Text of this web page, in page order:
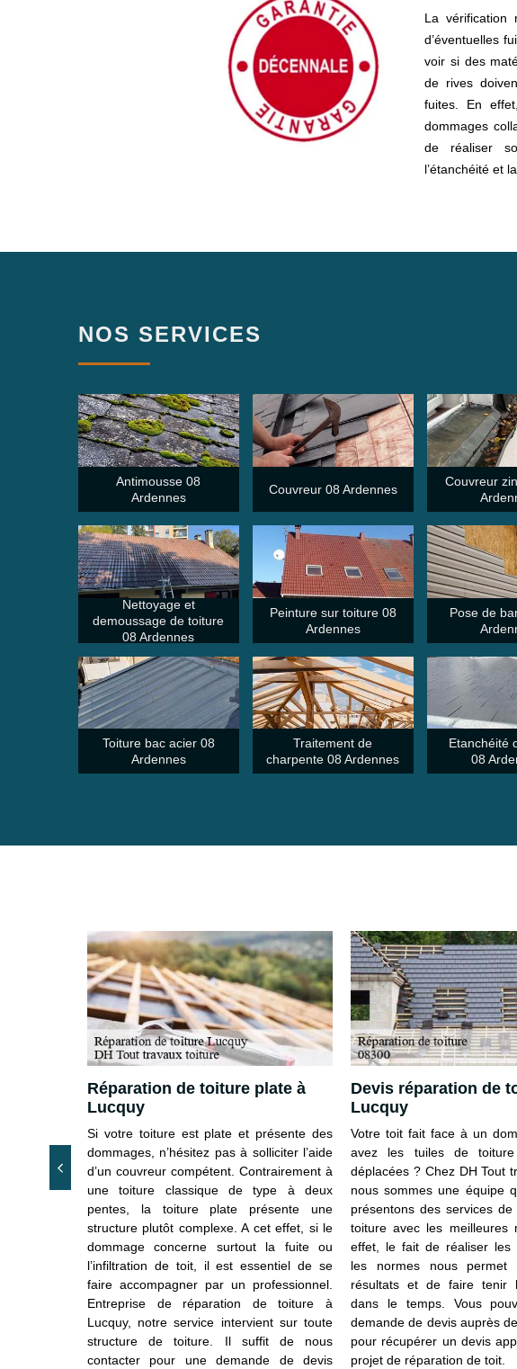
La vérification
d’éventuelles
voir si des
de rives
fuites. En
dommages
de réaliser
l’étanchéité et
NOS SERVICES
Antimousse 08
Ardennes
Couvreur 08 Ardennes
Couvreur
Nettoyage et
demoussage de toiture
08 Ardennes
Peinture sur toiture 08
Ardennes
Pose de
Toiture bac acier 08
Ardennes
Traitement de
charpente 08 Ardennes
Etanchéité
08
Pour
de
Réparation de toiture plate à
Lucquy
Si votre toiture est plate et présente des
dommages, n’hésitez pas à solliciter l’aide
d’un couvreur compétent. Contrairement à
une toiture classique de type à deux
pentes, la toiture plate présente une
structure plutôt complexe. A cet effet, si le
dommage concerne surtout la fuite ou
l’infiltration de toit, il est essentiel de se
faire accompagner par un professionnel.
Entreprise de réparation de toiture à
Lucquy, notre service intervient sur toute
structure de toiture. Il suffit de nous
contacter pour une demande de devis
Devis réparation de
Lucquy
Votre toit fait face à un
avez les tuiles de
déplacées ? Chez DH Tout
nous sommes une équipe
présentons des services
toiture avec les meilleures
effet, le fait de réaliser les
les normes nous permet
résultats et de faire tenir
dans le temps. Vous
demande de devis auprès
pour récupérer un devis
projet de réparation de toit.